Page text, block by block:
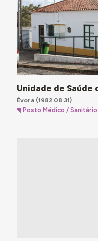
Unidade de Saúde
Évora(1982.08.31)
Posto Médico /